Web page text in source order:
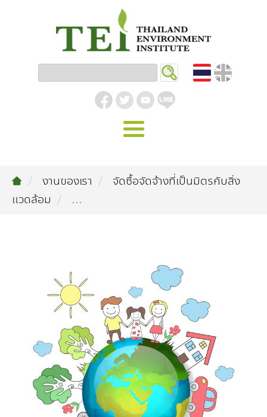
รู้จัก ม.ส.ท.
คณะกรรมการมูลนิธิ
คณะกรรมการบริหารสถาบัน
คณะผู้บริหาร
เจ้าหน้าที่
วิถีเรา
สโลแกน
อุตสาหกรรมยั่งยืน
มลพิษอุตสาหกรรม
สิ่งแวดล้อมเมืองและชุมชน
ชุมชนและเมืองน่าอยู่
ขยะชุมชน-ขยะอาหาร
ขยะพลาสติก
ฝุ่น PM2.5
การผลิตและการบริโภคยั่งยืน
ฉลากเขียว
ฉลากสิ่งแวดล้อม
บริการที่เป็นมิตรกับสิ่งแวดล้อม
ที่ปรึกษาคาร์บอนฟุตพริ้นท์
ทรัพยากรธรรมชาติ
ทรัพยากรทางบก
ทรัพยากรทางทะเลและชายฝั่ง
ความหลากหลายทางชีวภาพ
การเปลี่ยนแปลงสภาพภูมิอากาศ
การลดก๊าซเรือนกระจก
การปรับตัว
การพัฒนาบุคลากรด้านสิ่งแวดล้อม
งานฝึกอบรม
นโยบาย แผน เครือข่ายสิ่งแวดล้อม
อินโฟกราฟิก | โปสเตอร์
คลิปวิดีโอ
เอกสารเผยแพร่
สิ่งพิมพ์จำหน่าย
กิจกรรมข่าวสาร
กิจกรรมของเรา
ข่าวสิ่งแวดล้อม
ร่วมงานกับเรา
งาน
ฝึกงาน
ติดต่อเรา
งานของเรา
จัดซื้อจัดจ้างที่เป็นมิตรกับสิ่ง
แวดล้อม
...